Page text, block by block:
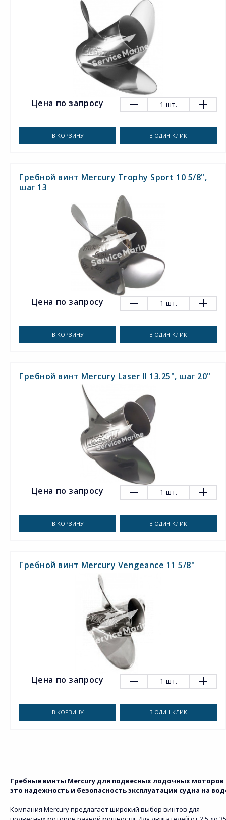
Цена по запросу 1 шт.
В КОРЗИНУ В ОДИН КЛИК
Гребной винт Mercury Trophy Sport 10 5/8",
шаг 13
Цена по запросу 1 шт.
В КОРЗИНУ В ОДИН КЛИК
Гребной винт Mercury Laser II 13.25", шаг 20"
Цена по запросу 1 шт.
В КОРЗИНУ В ОДИН КЛИК
Гребной винт Mercury Vengeance 11 5/8"
Цена по запросу 1 шт.
В КОРЗИНУ В ОДИН КЛИК
Гребные винты Mercury для подвесных лодочных моторов
это надежность и безопасность эксплуатации судна на
Компания Mercury предлагает широкий выбор винтов для